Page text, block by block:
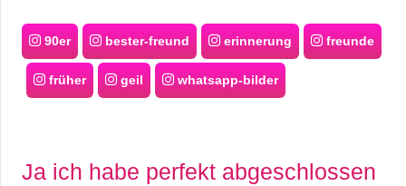
90er bester-freund erinnerung freunde
früher geil whatsapp-bilder
Ja ich habe perfekt abgeschlossen